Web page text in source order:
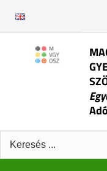
Keresés: